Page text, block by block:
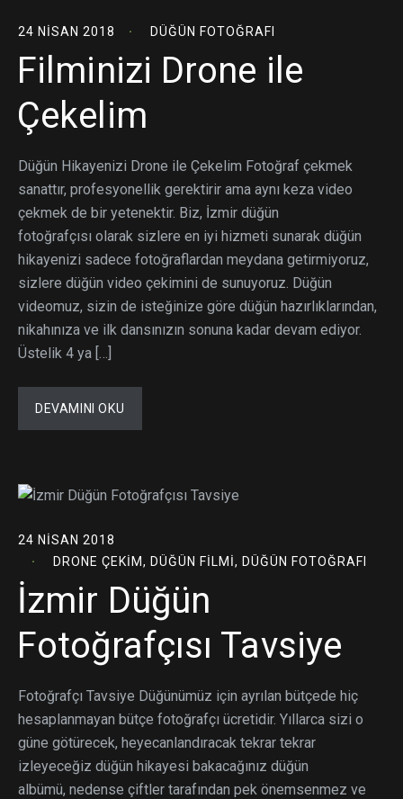
24 NISAN 2018 DÜĞÜN FOTOĞRAFI
Filminizi Drone ile
Çekelim
Düğün Hikayenizi Drone ile Çekelim Fotoğraf çekmek
sanattır, profesyonellik gerektirir ama aynı keza video
çekmek de bir yetenektir. Biz, İzmir düğün
fotoğrafçısı olarak sizlere en iyi hizmeti sunarak düğün
hikayenizi sadece fotoğraflardan meydana getirmiyoruz,
sizlere düğün video çekimini de sunuyoruz. Düğün
videomuz, sizin de isteğinize göre düğün hazırlıklarından,
nikahınıza ve ilk dansınızın sonuna kadar devam ediyor.
Üstelik 4 ya […]
DEVAMINI OKU
24 NISAN 2018
DRONE ÇEKIM, DÜĞÜN FILMI, DÜĞÜN FOTOĞRAFI
İzmir Düğün
Fotoğrafçısı Tavsiye
Fotoğrafçı Tavsiye Düğünümüz için ayrılan bütçede hiç
hesaplanmayan bütçe fotoğrafçı ücretidir. Yıllarca sizi o
güne götürecek, heyecanlandıracak tekrar tekrar
izleyeceğiz düğün hikayesi bakacağınız düğün
albümü, nedense çiftler tarafından pek önemsenmez ve